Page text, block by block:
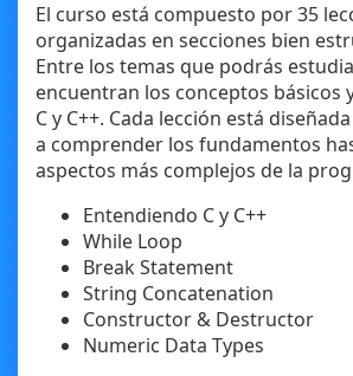
El curso está compuesto por 35
organizadas en secciones bien
Entre los temas que podrás
encuentran los conceptos básicos
C y C++. Cada lección está
a comprender los fundamentos
aspectos más complejos de la
Entendiendo C y C++
While Loop
Break Statement
String Concatenation
Constructor & Destructor
Numeric Data Types